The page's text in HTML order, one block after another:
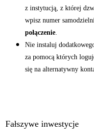
z instytucją, z której
wpisz numer
połączenie.
Nie instaluj
za pomocą których
się na alternatywny
Fałszywe inwestycje